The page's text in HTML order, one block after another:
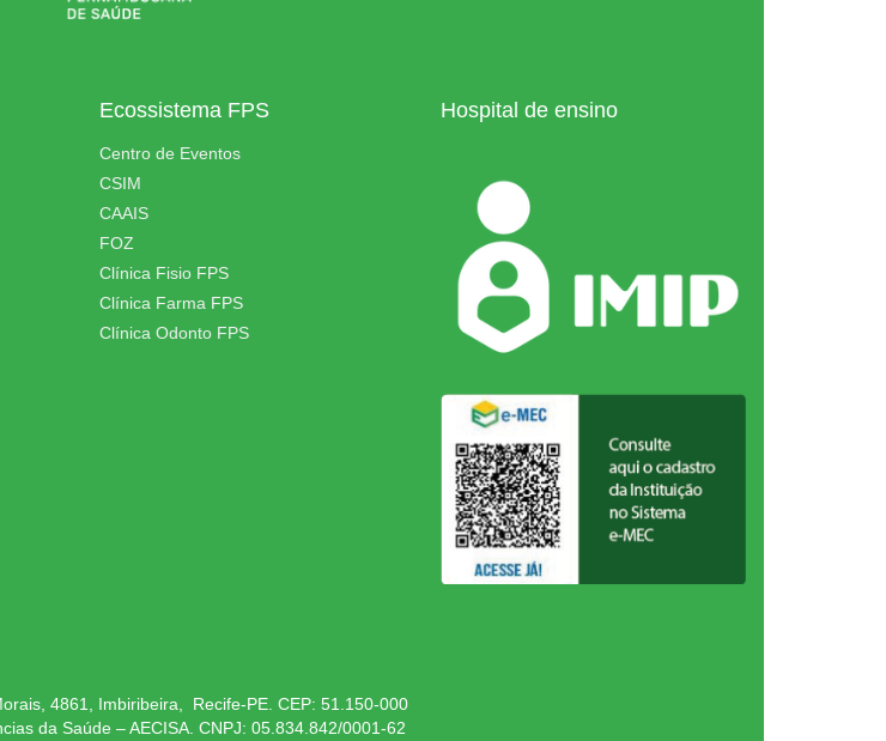
Ecossistema FPS
Centro de Eventos
CSIM
CAAIS
FOZ
Clínica Fisio FPS
Clínica Farma FPS
Clínica Odonto FPS
Hospital de ensino
4861, Imbiribeira, Recife-PE. CEP: 51.150-000
da Saúde – AECISA. CNPJ: 05.834.842/0001-62